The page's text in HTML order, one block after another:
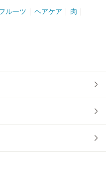
ルーツ ヘアケア 肉